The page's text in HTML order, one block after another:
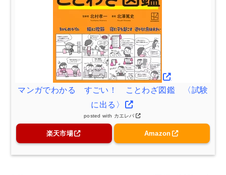
マンガでわかる すごい！ ことわざ図鑑 〈試験
に出る〉
posted with カエレバ
楽天市場 Amazon